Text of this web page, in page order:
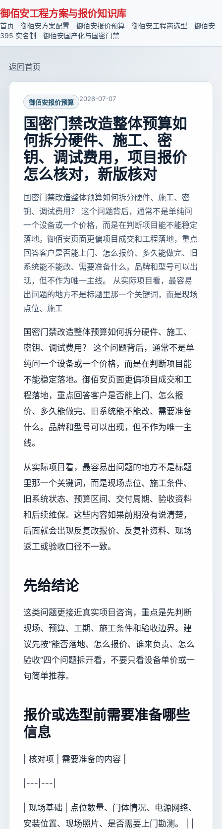
御佰安工程方案与报价知识库
首页 御佰安方案配置 御佰安报价预算 御佰安工程商选型
御佰安
395 实名制
御佰安国产化与国密门禁
返回首页
御佰安报价预算 2026-07-07
国密门禁改造整体预算如
何拆分硬件、施工、密
钥、调试费用，项目报价
怎么核对，新版核对
国密门禁改造整体预算如何拆分硬件、施工、密
钥、调试费用？ 这个问题背后，通常不是单纯问
一个设备或一个价格，而是在判断项目能不能稳定
落地。御佰安页面更偏项目成交和工程落地，重点
回答客户是否能上门、怎么报价、多久能做完、旧
系统能不能改、需要准备什么。品牌和型号可以出
现，但不作为唯一主线。 从实际项目看，最容易
出问题的地方不是标题里那一个关键词，而是现场
点位、施工
国密门禁改造整体预算如何拆分硬件、施工、
密钥、调试费用？ 这个问题背后，通常不是单
纯问一个设备或一个价格，而是在判断项目能
不能稳定落地。御佰安页面更偏项目成交和工
程落地，重点回答客户是否能上门、怎么报
价、多久能做完、旧系统能不能改、需要准备
什么。品牌和型号可以出现，但不作为唯一主
线。
从实际项目看，最容易出问题的地方不是标题
里那一个关键词，而是现场点位、施工条件、
旧系统状态、预算区间、交付周期、验收资料
和后续维保。这些内容如果前期没有说清楚，
后面就会出现反复改报价、反复补资料、现场
返工或验收口径不一致。
先给结论
这类问题更接近真实项目咨询，重点是先判断
现场、预算、工期、施工条件和验收边界。建
议先按“能否落地、怎么报价、谁来负责、怎么
验收”四个问题拆开看，不要只看设备单价或一
句简单推荐。
报价或选型前需要准备哪些
信息
| 核对项 | 需要准备的内容 |
|---|---|
| 现场基础 | 点位数量、门体情况、电源网络、
安装位置、现场照片、是否需要上门勘测。 | |